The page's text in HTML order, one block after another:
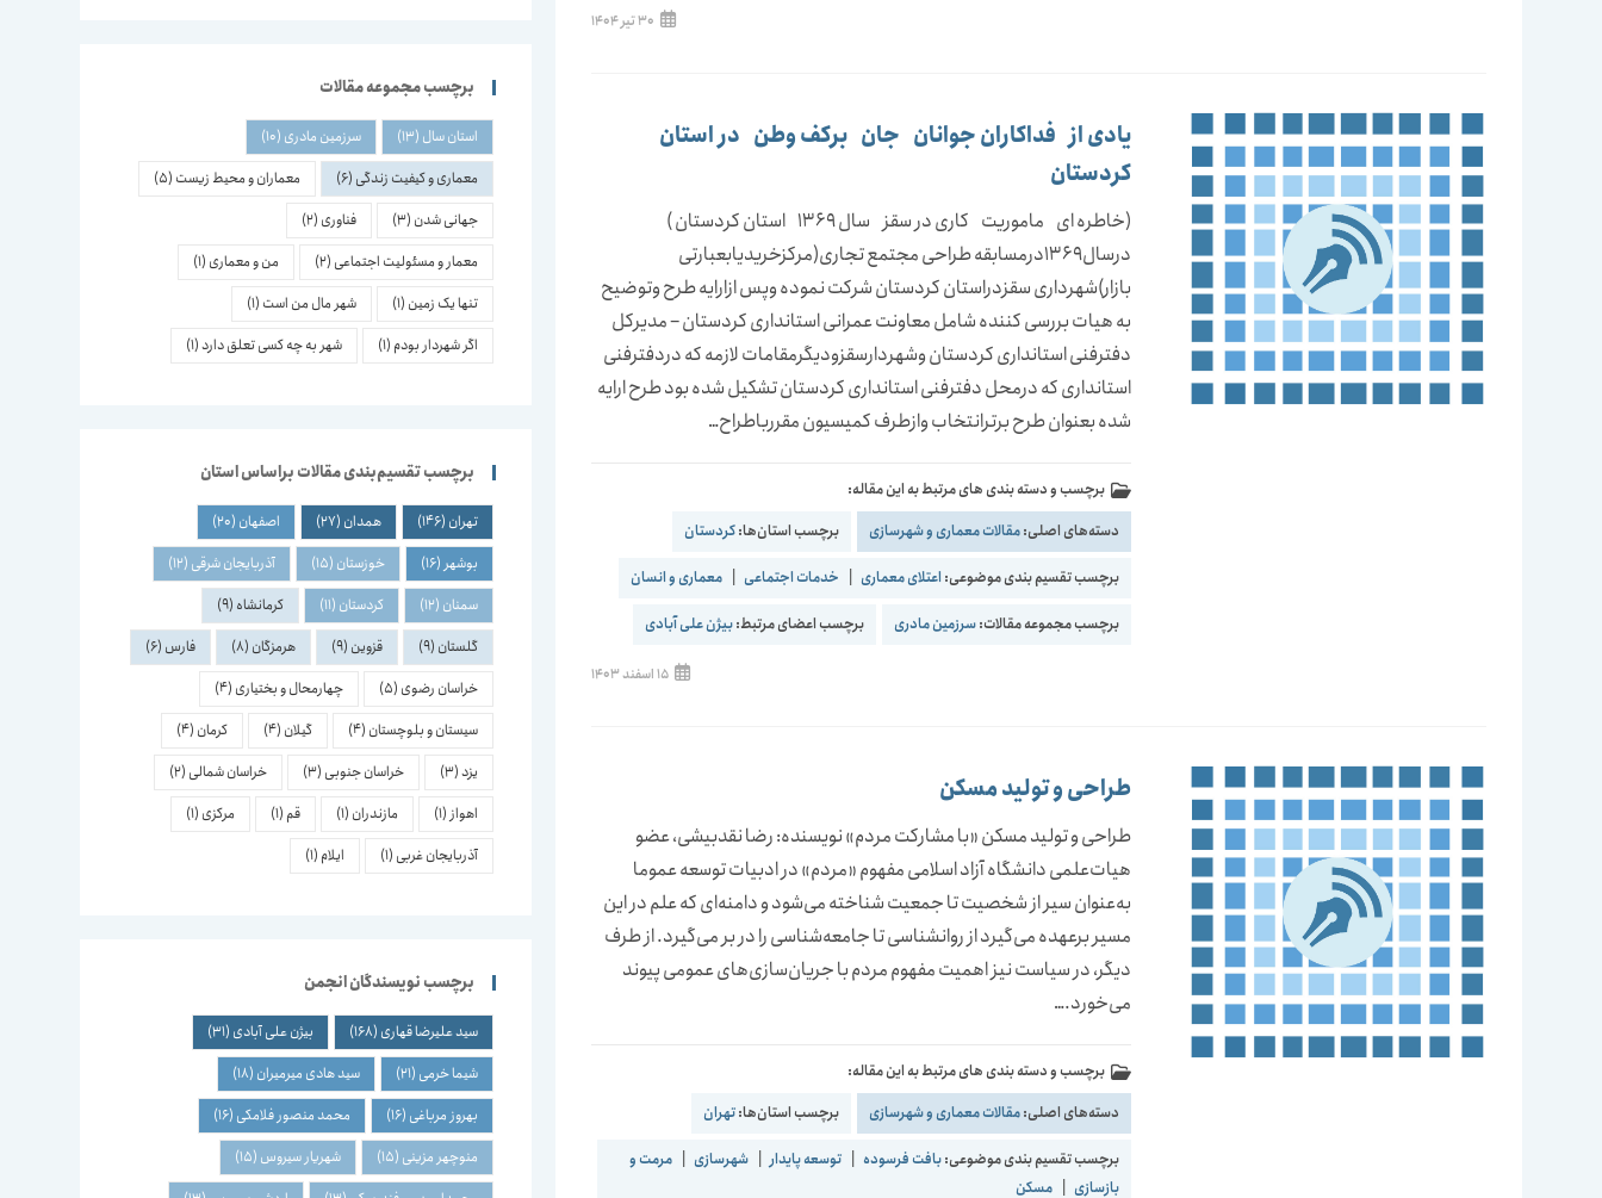
نوشته
منتشر
30 تیر 1404
یادی از فداکاران جوانان جان برکف وطن در استان
کردستان
(خاطره ای ماموریت کاری در سقز سال 1369 استان کردستان )
درسال1369درمسابقه طراحی مجتمع تجاری(مرکزخریدیابعبارتی
بازار)شهرداری سقزدراستان کردستان شرکت نموده وپس ازارایه طرح وتوضیح
به هیات بررسی کننده شامل معاونت عمرانی استانداری کردستان – مدیرکل
دفترفنی استانداری کردستان وشهردارسقزودیگرمقامات لازمه که دردفترفنی
استانداری که درمحل دفترفنی استانداری کردستان تشکیل شده بود طرح ارایه
شده بعنوان طرح برترانتخاب وازطرف کمیسیون مقررباطراح…
برچسب و دسته بندی های مرتبط به این مقاله:
دسته‌های اصلی:مقالات معماری و شهرسازی برچسب استان‌ها:کردستان
برچسب تقسیم بندی موضوعی: اعتلای معماری خدمات اجتماعی معماری و انسان
برچسب مجموعه مقالات:سرزمین مادری برچسب اعضای مرتبط:بیژن علی آبادی
نوشته
منتشر
15 اسفند 1403
طراحی و تولید مسکن
طراحی و تولید مسکن «با مشارکت مردم» نویسنده: رضا نقدبیشی، عضو
هیات‌علمی دانشگاه آزاد اسلامی مفهوم «مردم» در ادبیات توسعه عموما
به‌عنوان سیر از شخصیت تا جمعیت شناخته می‌شود و دامنه‌ای که علم در این
مسیر برعهده می‌گیرد از روانشناسی تا جامعه‌شناسی را در بر می‌گیرد. از طرف
دیگر، در سیاست نیز اهمیت مفهوم مردم با جریان‌سازی‌های عمومی پیوند
می‌خورد.…
برچسب و دسته بندی های مرتبط به این مقاله:
دسته‌های اصلی:مقالات معماری و شهرسازی برچسب استان‌ها:تهران
برچسب تقسیم بندی موضوعی:بافت فرسوده توسعه پایدار شهرسازی
مرمت و
بازسازی
مسکن
برچسب مجموعه مقالات
استان سال (13) سرزمین مادری (10)
معماری و کیفیت زندگی (6) معماران و محیط زیست (5)
جهانی شدن (3) فناوری (2)
معمار و مسئولیت اجتماعی (2) من و معماری (1)
تنها یک زمین (1) شهر مال من است (1)
اگر شهردار بودم (1) شهر به چه کسی تعلق دارد(1)
برچسب تقسیم‌بندی مقالات براساس استان
تهران (146) همدان (27) اصفهان (20)
بوشهر (16) خوزستان (15) آذربایجان شرقی (12)
سمنان (12) کردستان (11) کرمانشاه (9)
گلستان (9) قزوین (9) هرمزگان (8) فارس (6)
خراسان رضوی (5) چهارمحال و بختیاری (4)
سیستان و بلوچستان (4) گیلان (4) کرمان (4)
یزد(3) خراسان جنوبی (3) خراسان شمالی (2)
اهواز (1) مازندران (1) قم (1) مرکزی (1)
آذربایجان غربی (1) ایلام (1)
برچسب نویسندگان انجمن
سید علیرضا قهاری (168) بیژن علی آبادی (31)
شیما خرمی (21) سید هادی میرمیران (18)
بهروز مرباغی (16) محمد منصور فلامکی (16)
منوچهر مزینی (15) شهریار سیروس (15)